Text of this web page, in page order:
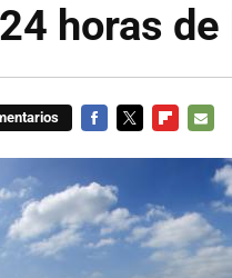
horas
MAIL